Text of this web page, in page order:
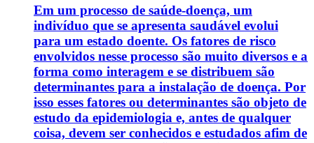
Em um processo de saúde-doença, um
indivíduo que se apresenta saudável evolui
para um estado doente. Os fatores de risco
envolvidos nesse processo são muito diversos e a
forma como interagem e se distribuem são
determinantes para a instalação de doença. Por
isso esses fatores ou determinantes são objeto de
estudo da epidemiologia e, antes de qualquer
coisa, devem ser conhecidos e estudados afim de